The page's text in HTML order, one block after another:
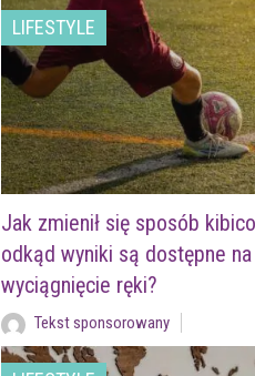
LIFESTYLE
Jak zmienił się sposób
odkąd wyniki są dostępne na
wyciągnięcie ręki?
Tekst sponsorowany